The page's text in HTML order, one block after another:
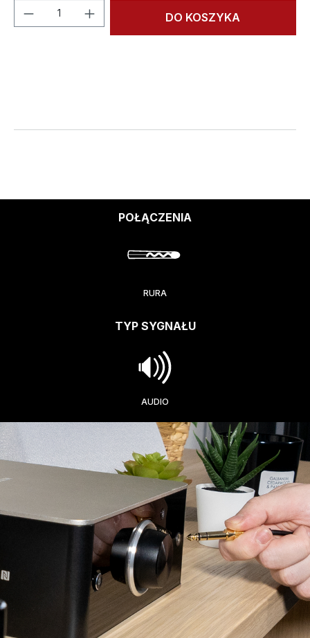
Ilość produktu: Wprowadź żądaną
DO KOSZYKA
POŁĄCZENIA
RURA
TYP SYGNAŁU
AUDIO